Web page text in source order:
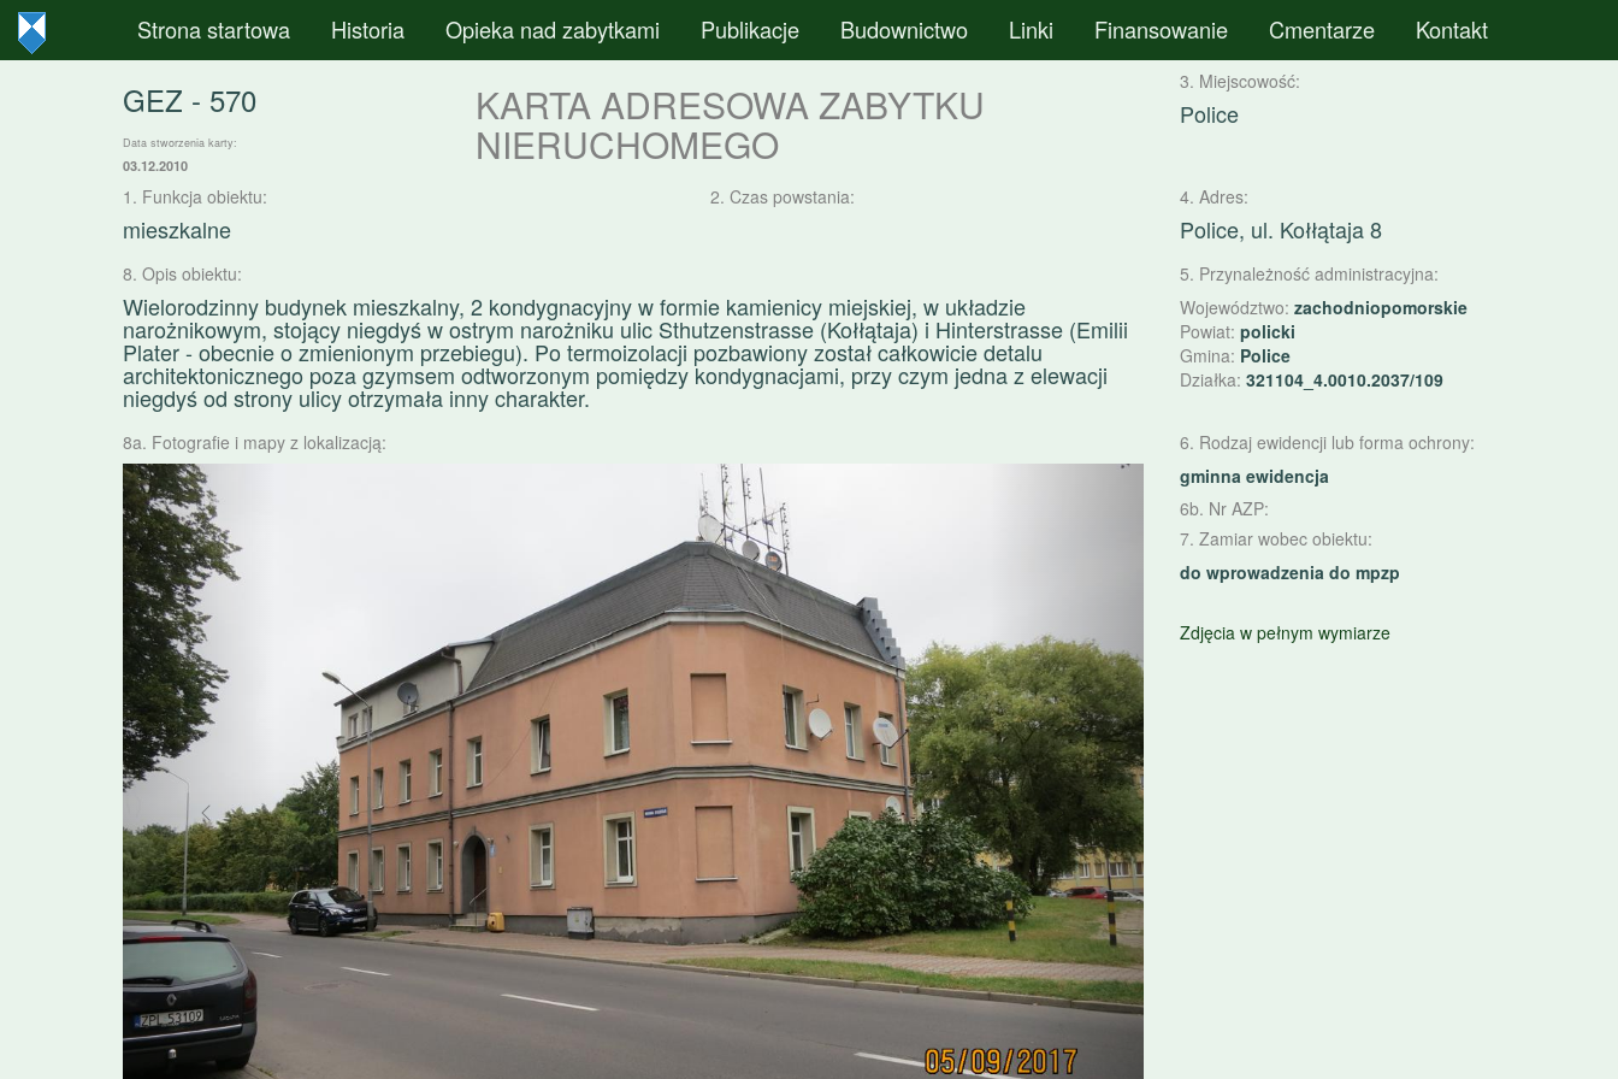
Strona startowa Historia Opieka nad zabytkami Publikacje Budownictwo Linki Finansowanie Cmentarze Kontakt
GEZ - 570
Data stworzenia karty:
03.12.2010
KARTA ADRESOWA ZABYTKU
NIERUCHOMEGO
3. Miejscowość:
Police
1. Funkcja obiektu:
mieszkalne
2. Czas powstania: 4. Adres:
Police, ul. Kołłątaja 8
8. Opis obiektu:
Wielorodzinny budynek mieszkalny, 2 kondygnacyjny w formie kamienicy miejskiej, w układzie
narożnikowym, stojący niegdyś w ostrym narożniku ulic Sthutzenstrasse (Kołłątaja) i Hinterstrasse (Emilii
Plater - obecnie o zmienionym przebiegu). Po termoizolacji pozbawiony został całkowicie detalu
architektonicznego poza gzymsem odtworzonym pomiędzy kondygnacjami, przy czym jedna z elewacji
niegdyś od strony ulicy otrzymała inny charakter.
5. Przynależność administracyjna:
Województwo: zachodniopomorskie
Powiat: policki
Gmina: Police
Działka: 321104_4.0010.2037/109
8a. Fotografie i mapy z lokalizacją:
Poprzednie Następny
6. Rodzaj ewidencji lub forma ochrony:
gminna ewidencja
6b. Nr AZP:
7. Zamiar wobec obiektu:
do wprowadzenia do mpzp
Zdjęcia w pełnym wymiarze